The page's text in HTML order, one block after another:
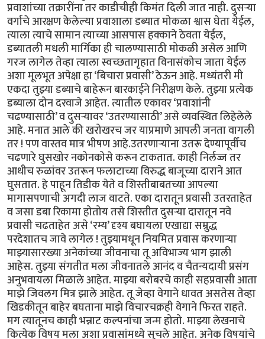
प्रवाशांच्या तक्रारींना तर काडीचीही किमंत दिली जात नाही. दुसऱ्या
वर्गाचे आरक्षण केलेल्या प्रवाशाला डब्यात मोकळा श्वास घेता येईल,
त्याला त्याचे सामान त्याच्या आसपास हक्काने ठेवता येईल,
डब्यातली मधली मार्गिका ही चालण्यासाठी मोकळी असेल आणि
गरज लागेल तेव्हा त्याला स्वच्छतागृहात विनासंकोच जाता येईल
अशा मूलभूत अपेक्षा हा ‘बिचारा प्रवासी’ ठेऊन आहे. मध्यंतरी मी
एकदा तुझ्या डब्याचे बाहेरून बारकाईने निरीक्षण केले. तुझ्या प्रत्येक
डब्याला दोन दरवाजे आहेत. त्यातील एकावर ‘प्रवाशांनी
चढण्यासाठी’ व दुसऱ्यावर ‘उतरण्यासाठी’ असे व्यवस्थित लिहेलेले
आहे. मनात आले की खरोखरच जर याप्रमाणे आपली जनता वागली
तर ! पण वास्तव मात्र भीषण आहे.उतरणाऱ्याना उतरू देण्यापूर्वीच
चढणारे घुसखोर नकोनकोसे करून टाकतात. काही निर्लज्ज तर
आधीच रुळांवर उतरून फलाटाच्या विरुद्ध बाजूच्या दाराने आत
घुसतात. हे पाहून तिडीक येते व शिस्तीबाबतच्या आपल्या
मागासपणाची अगदी लाज वाटते. एका दारातून प्रवासी उतरताहेत
व जसा डबा रिकामा होतोय तसे शिस्तीत दुसऱ्या दारातून नवे
प्रवासी चढताहेत असे ‘रम्य’ दृश्य बघायला एखाद्या सम्रुद्ध
परदेशातच जावे लागेल ! तुझ्यामधून नियमित प्रवास करणाऱ्या
माझ्यासारख्या अनेकांच्या जीवनाचा तू अविभाज्य भाग झाली
आहेस. तुझ्या संगतीत मला जीवनातले आनंद व चैतन्यदायी प्रसंग
अनुभवायला मिळाले आहेत. माझ्या बरोबरचे काही सहप्रवासी आता
माझे जिवलग मित्र झाले आहेत. तू जेव्हा वेगाने धावत असतेस तेव्हा
खिडकीतून बाहेर बघताना माझे विचारचक्रही वेगाने फिरत राहते.
मग त्यातूनच काही भन्नाट कल्पनांचा जन्म होतो. माझ्या लेखनाचे
कित्येक विषय मला अशा प्रवासांमध्ये सुचले आहेत. अनेक विषयांचे